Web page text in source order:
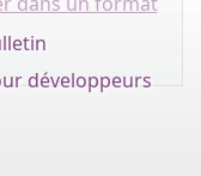
développeurs